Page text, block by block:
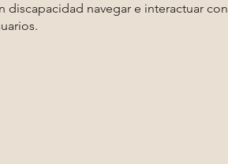
discapacidad navegar e interactuar con